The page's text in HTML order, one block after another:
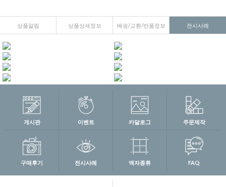
상품알림 상품상세정보 배송/교환/반품정보 전시사례
게시판 이벤트 카달로그 주문제작
구매후기 전시사례 액자종류 FAQ